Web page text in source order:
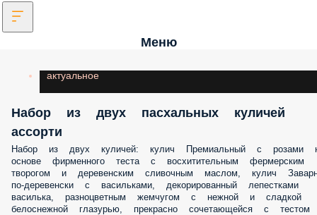
Меню
актуальное
Набор из двух пасхальных куличей
ассорти
Набор из двух куличей: кулич Премиальный с розами
основе фирменного теста с восхитительным фермерским
творогом и деревенским сливочным маслом, кулич
по-деревенски с васильками, декорированный лепестками
василька, разноцветным жемчугом с нежной и сладкой
белоснежной глазурью, прекрасно сочетающейся с тестом